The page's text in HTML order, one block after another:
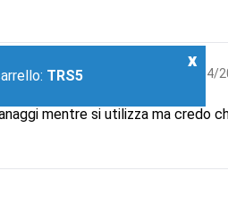
16/04/
mentre si utilizza ma credo
x
TRS5
x